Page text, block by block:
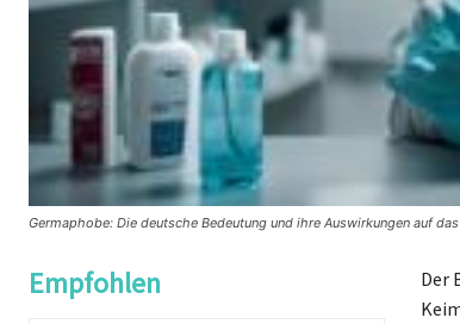
Germaphobe: Die deutsche Bedeutung und ihre Auswirkungen auf
Empfohlen
Der